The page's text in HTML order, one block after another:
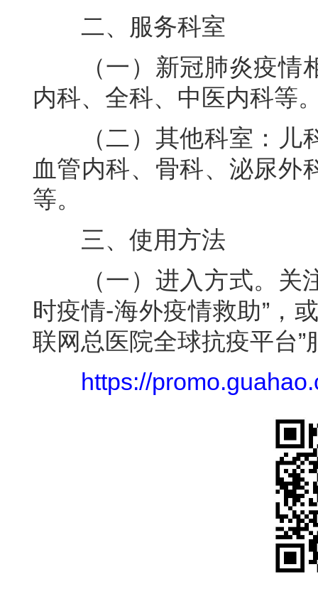
二、服务科室
（一）新冠肺炎疫情相
内科、全科、中医内科等
（二）其他科室：儿科
血管内科、骨科、泌尿外
等。
三、使用方法
（一）进入方式。关注
时疫情-海外疫情救助”，
联网总医院全球抗疫平台”
https://